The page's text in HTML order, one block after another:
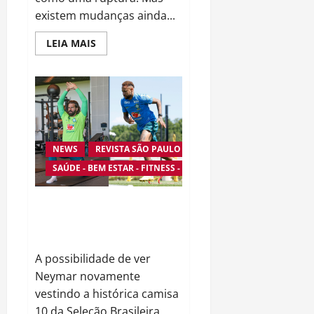
existem mudanças ainda...
LEIA MAISRead
more
geração
do
vinho
de
uma
categoria
global
NEWS
REVISTA SÃO PAULO
SAÚDE - BEM ESTAR - FITNESS - ESPORTE
A possibilidade de ver
Neymar novamente
vestindo a histórica camisa